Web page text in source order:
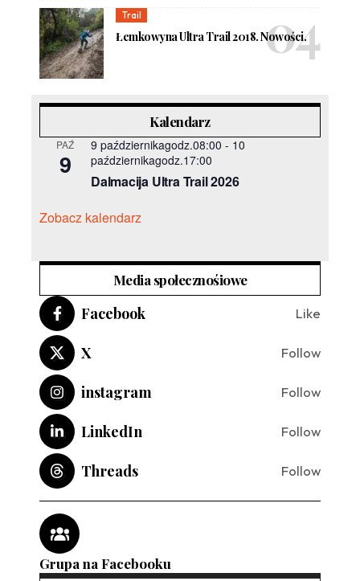
Trail
Łemkowyna Ultra Trail 2018. Nowości.
Kalendarz
PAŹ
9
9 październikagodz.08:00 - 10
październikagodz.17:00
Dalmacija Ultra Trail 2026
Zobacz kalendarz
Media społecznośiowe
Facebook Like
X Follow
instagram Follow
LinkedIn Follow
Threads Follow
Grupa na Facebooku